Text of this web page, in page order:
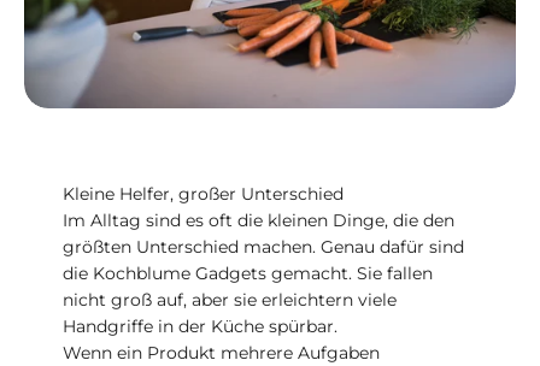
Kleine Helfer, großer Unterschied
Im Alltag sind es oft die kleinen Dinge, die den
größten Unterschied machen. Genau dafür sind
die Kochblume Gadgets gemacht. Sie fallen
nicht groß auf, aber sie erleichtern viele
Handgriffe in der Küche spürbar.
Wenn ein Produkt mehrere Aufgaben